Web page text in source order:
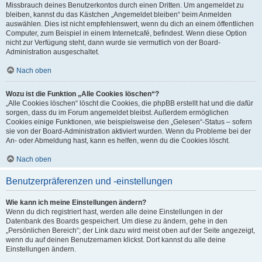
Missbrauch deines Benutzerkontos durch einen Dritten. Um angemeldet zu
bleiben, kannst du das Kästchen „Angemeldet bleiben“ beim Anmelden
auswählen. Dies ist nicht empfehlenswert, wenn du dich an einem öffentlichen
Computer, zum Beispiel in einem Internetcafé, befindest. Wenn diese Option
nicht zur Verfügung steht, dann wurde sie vermutlich von der Board-
Administration ausgeschaltet.
Nach oben
Wozu ist die Funktion „Alle Cookies löschen“?
„Alle Cookies löschen“ löscht die Cookies, die phpBB erstellt hat und die dafür
sorgen, dass du im Forum angemeldet bleibst. Außerdem ermöglichen
Cookies einige Funktionen, wie beispielsweise den „Gelesen“-Status – sofern
sie von der Board-Administration aktiviert wurden. Wenn du Probleme bei der
An- oder Abmeldung hast, kann es helfen, wenn du die Cookies löscht.
Nach oben
Benutzerpräferenzen und -einstellungen
Wie kann ich meine Einstellungen ändern?
Wenn du dich registriert hast, werden alle deine Einstellungen in der
Datenbank des Boards gespeichert. Um diese zu ändern, gehe in den
„Persönlichen Bereich“; der Link dazu wird meist oben auf der Seite angezeigt,
wenn du auf deinen Benutzernamen klickst. Dort kannst du alle deine
Einstellungen ändern.